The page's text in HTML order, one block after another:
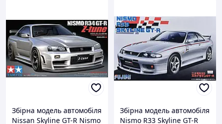
Збірна модель автомобіля
Nissan Skyline GT-R Nismo
Збірна модель автомобіля
Nismo R33 Skyline GT-R